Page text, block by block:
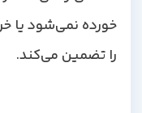
خورده نمی‌شود یا
را تضمین می‌کند.